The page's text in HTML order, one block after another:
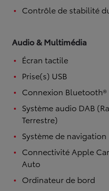
Contrôle de stabilité
Audio & Multimédia
Écran tactile
Prise(s) USB
Connexion Bluetooth®
Système audio DAB
Terrestre)
Système de navigation
Connectivité Apple
Auto
Ordinateur de bord